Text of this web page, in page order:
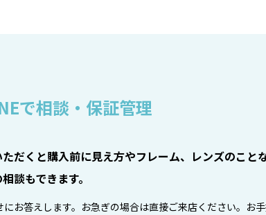
で相談・保証管理
だくと購入前に見え方やフレーム、レンズのこと
談もできます。
お答えします。お急ぎの場合は直接ご来店ください。お